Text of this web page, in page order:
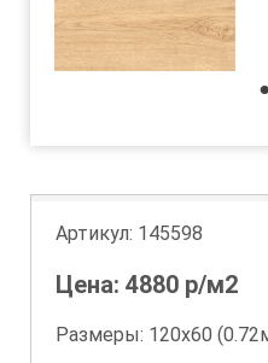
Артикул: 145598
Цена: 4880 р/м2
Размеры: 120х60